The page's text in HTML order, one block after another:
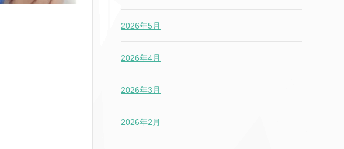
2026年5月
2026年4月
2026年3月
2026年2月